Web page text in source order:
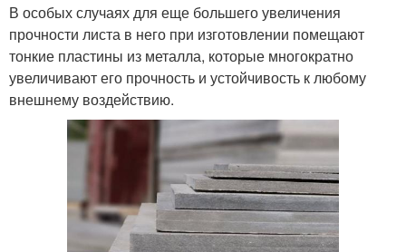
В особых случаях для еще большего увеличения
прочности листа в него при изготовлении помещают
тонкие пластины из металла, которые многократно
увеличивают его прочность и устойчивость к любому
внешнему воздействию.